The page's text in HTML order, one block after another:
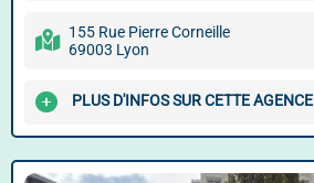
155 Rue Pierre Corneille
69003 Lyon
PLUS D'INFOS SUR CETTE AGENCE